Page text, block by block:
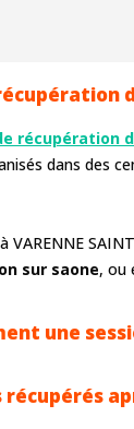
récupération
dans des
VARENNE
sur saone, ou
une